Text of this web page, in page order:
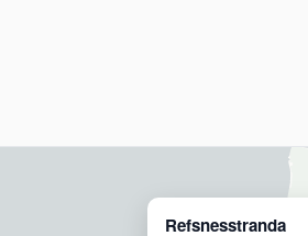
Refsnesstranda